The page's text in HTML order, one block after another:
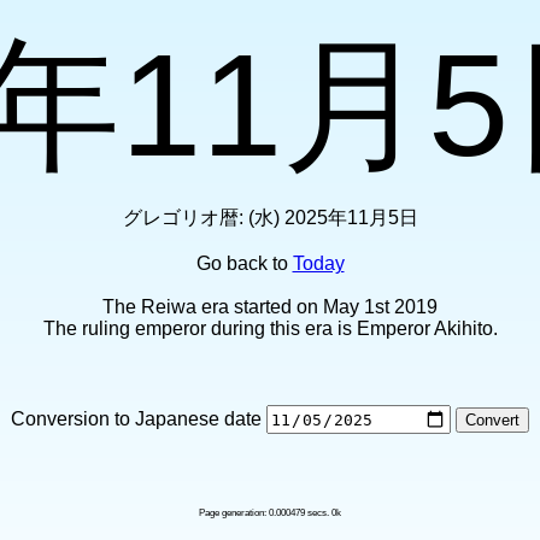
11月
グレゴリオ暦: (水) 2025年11月5日
Go back to Today
The Reiwa era started on May 1st 2019
The ruling emperor during this era is Emperor Akihito.
Conversion to Japanese date
Page generation: 0.000479 secs. 0k